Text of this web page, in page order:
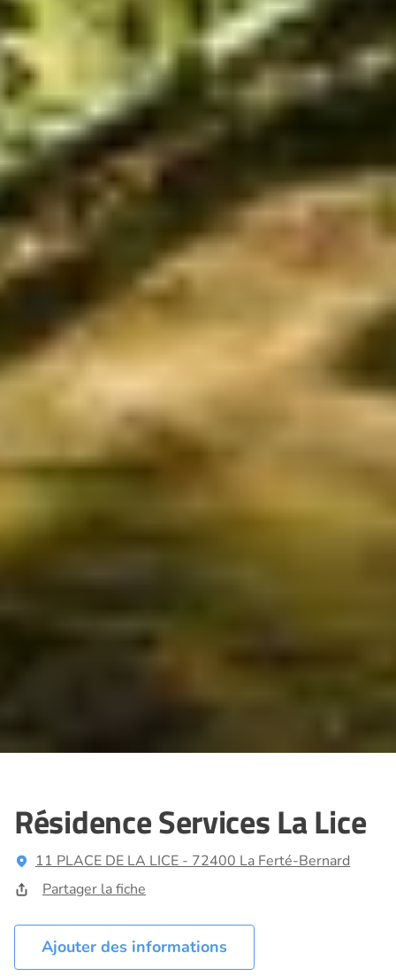
Résidence Services La Lice
11 PLACE DE LA LICE - 72400 La Ferté-Bernard
Partager la fiche
Ajouter des informations